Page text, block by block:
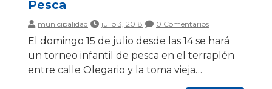
Pesca
municipalidad julio 3, 2018 0 Comentarios
El domingo 15 de julio desde las 14 se hará
un torneo infantil de pesca en el terraplén
entre calle Olegario y la toma vieja…